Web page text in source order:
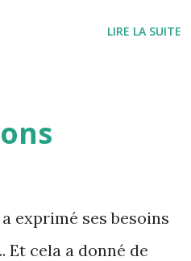
LIRE LA SUITE
exprimé ses besoins
cela a donné de